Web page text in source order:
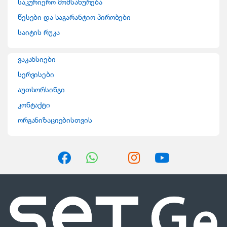
წესები და საგარანტიო პირობები
საიტის რუკა
ვაკანსიები
სერვისები
აუთსორსინგი
კონტაქტი
ორგანიზაციებისთვის